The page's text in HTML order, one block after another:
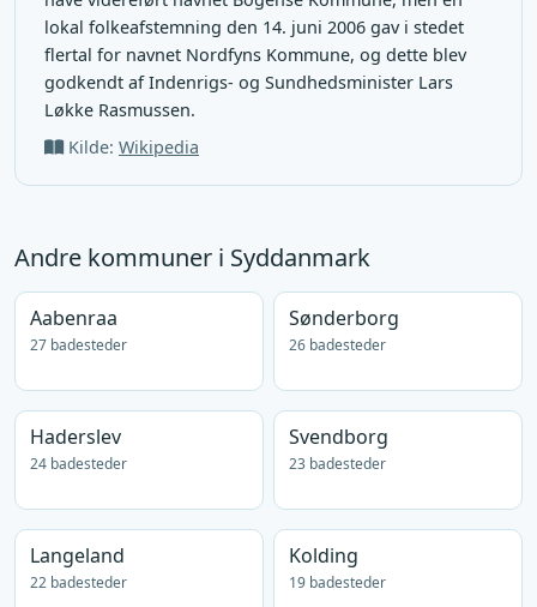
lokal folkeafstemning den 14. juni 2006 gav i stedet
flertal for navnet Nordfyns Kommune, og dette blev
godkendt af Indenrigs- og Sundhedsminister Lars
Løkke Rasmussen.
Kilde: Wikipedia
Andre kommuner i Syddanmark
Aabenraa
27 badesteder
Sønderborg
26 badesteder
Haderslev
24 badesteder
Svendborg
23 badesteder
Langeland
22 badesteder
Kolding
19 badesteder